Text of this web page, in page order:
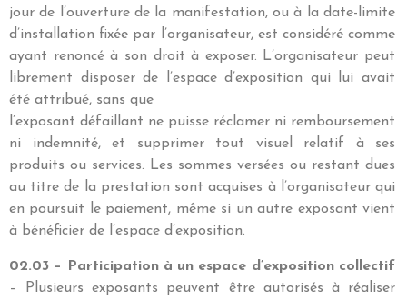
jour de l’ouverture de la manifestation, ou à la date-limite
d’installation fixée par l’organisateur, est considéré comme
ayant renoncé à son droit à exposer. L’organisateur peut
librement disposer de l’espace d’exposition qui lui avait
été attribué, sans que
l’exposant défaillant ne puisse réclamer ni remboursement
ni indemnité, et supprimer tout visuel relatif à ses
produits ou services. Les sommes versées ou restant dues
au titre de la prestation sont acquises à l’organisateur qui
en poursuit le paiement, même si un autre exposant vient
à bénéficier de l’espace d’exposition.
02.03 – Participation à un espace d’exposition collectif
– Plusieurs exposants peuvent être autorisés à réaliser